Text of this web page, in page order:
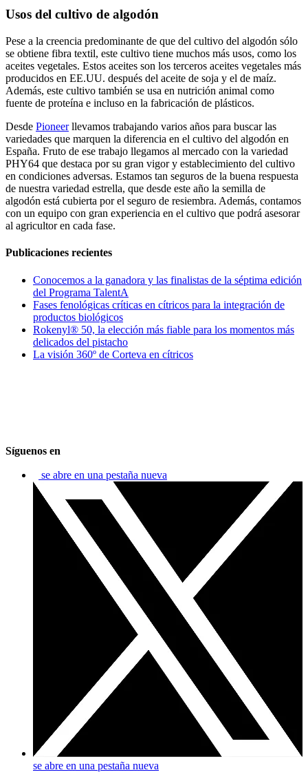
Usos del cultivo de algodón
Pese a la creencia predominante de que del cultivo del algodón sólo
se obtiene fibra textil, este cultivo tiene muchos más usos, como los
aceites vegetales. Estos aceites son los terceros aceites vegetales más
producidos en EE.UU. después del aceite de soja y el de maíz.
Además, este cultivo también se usa en nutrición animal como
fuente de proteína e incluso en la fabricación de plásticos.
Desde Pioneerllevamos trabajando varios años para buscar las
variedades que marquen la diferencia en el cultivo del algodón en
España. Fruto de ese trabajo llegamos al mercado con la variedad
PHY64 que destaca por su gran vigor y establecimiento del cultivo
en condiciones adversas. Estamos tan seguros de la buena respuesta
de nuestra variedad estrella, que desde este año la semilla de
algodón está cubierta por el seguro de resiembra. Además, contamos
con un equipo con gran experiencia en el cultivo que podrá asesorar
al agricultor en cada fase.
Publicaciones recientes
Conocemos a la ganadora y las finalistas de la séptima edición
del Programa TalentA
Fases fenológicas críticas en cítricos para la integración de
productos biológicos
Rokenyl® 50, la elección más fiable para los momentos más
delicados del pistacho
La visión 360º de Corteva en cítricos
Síguenos en
se abre en una pestaña nueva
se abre en una pestaña nueva